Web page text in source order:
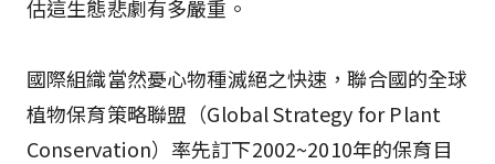
估這生態悲劇有多嚴重。
國際組織當然憂心物種滅絕之快速，聯合國的全球
植物保育策略聯盟（Global Strategy for Plant
Conservation）率先訂下2002~2010年的保育目